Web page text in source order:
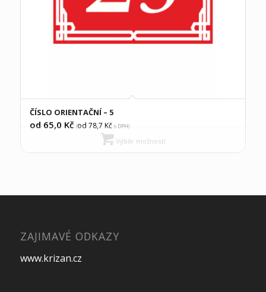
ČÍSLO ORIENTAČNÍ – 5
od 65,0 Kč (od 78,7 Kčs DPH)
Výběr možností
ZAJIMAVÉ ODKAZY
www.krizan.cz